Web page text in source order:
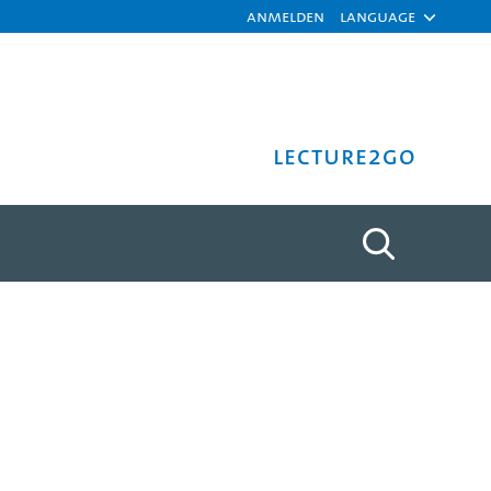
Anmelden Language
Lecture2Go